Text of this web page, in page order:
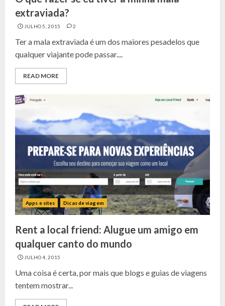
extraviada?
JULHO 5, 2015 2
Ter a mala extraviada é um dos maiores pesadelos que
qualquer viajante pode passar....
READ MORE
Apps e sites Dicas de viagem
Rent a local friend: Alugue um amigo em
qualquer canto do mundo
JULHO 4, 2015
Uma coisa é certa, por mais que blogs e guias de viagens
tentem mostrar...